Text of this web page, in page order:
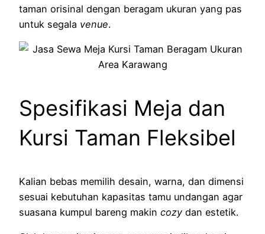
taman orisinal dengan beragam ukuran yang pas
untuk segala venue.
Spesifikasi Meja dan
Kursi Taman Fleksibel
Kalian bebas memilih desain, warna, dan dimensi
sesuai kebutuhan kapasitas tamu undangan agar
suasana kumpul bareng makin cozy dan estetik.